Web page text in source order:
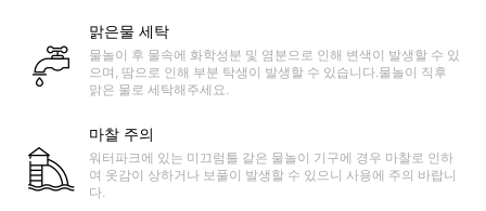
맑은물 세탁
물놀이 후 물속에 화학성분 및 염분으로 인해 변색이 발생할 수 있
으며, 땀으로 인해 부분 탁생이 발생할 수 있습니다.물놀이 직후
맑은 물로 세탁해주세요.
마찰 주의
워터파크에 있는 미끄럼틀 같은 물놀이 기구에 경우 마찰로 인하
여 옷감이 상하거나 보풀이 발생할 수 있으니 사용에 주의 바랍니
다.